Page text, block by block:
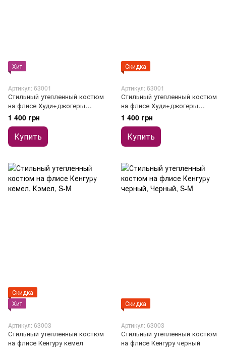
Хит
Артикул: 63001
Стильный утепленный костюм
на флисе Худи+джогеры
зеленый
1 400 грн
Купить
Скидка
Артикул: 63001
Стильный утепленный костюм
на флисе Худи+джогеры
белый
1 400 грн
Купить
Скидка
Хит
Артикул: 63003
Стильный утепленный костюм
на флисе Кенгуру кемел
Скидка
Артикул: 63003
Стильный утепленный костюм
на флисе Кенгуру черный